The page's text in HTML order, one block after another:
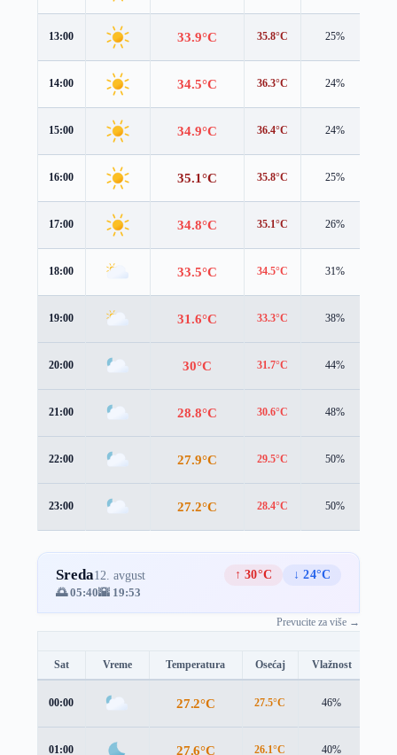
13:00 33.9°C 35.8°C 25%
14:00 34.5°C 36.3°C 24%
15:00 34.9°C 36.4°C 24%
16:00 35.1°C 35.8°C 25%
17:00 34.8°C 35.1°C 26%
18:00 33.5°C 34.5°C 31%
19:00 31.6°C 33.3°C 38%
20:00 30°C 31.7°C 44%
21:00 28.8°C 30.6°C 48%
22:00 27.9°C 29.5°C 50%
23:00 27.2°C 28.4°C 50%
Sreda12. avgust ↑ 30°C
↓ 24°C
🌅 05:40🌇 19:53
Prevucite za više →
Sat Vreme Temperatura Osećaj Vlažnost
00:00 27.2°C 27.5°C 46%
01:00 27.6°C 26.1°C 40%